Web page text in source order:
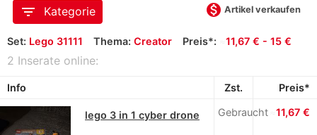
filter_list
Kategorie monetization_on Artikel verkaufen
Set: Lego 31111 Thema: Creator Preis*: 11,67 € - 15 €
2 Inserate online:
Info Zst. Preis*
lego 3 in 1 cyber drone Gebraucht 11,67 €